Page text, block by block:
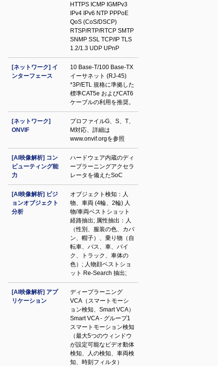
HTTPS ICMP IGMPv3
IPv4 IPv6 NTP PPPoE
QoS (CoS/DSCP)
RTSP/RTP/RTCP SMTP
SNMP SSL TCP/IP TLS
1.2/1.3 UDP UPnP
[ネットワーク] イ
ンターフェース
10 Base-T/100 Base-TX
イーサネット (RJ-45)
*3P/ETL 規格に準拠した
標準CAT5e およびCAT6
ケーブルの利用を推奨。
[ネットワーク]
ONVIF
プロファイルG、S、T、
M対応、詳細は
www.onvif.orgを参照
[AI映像解析] コン
ピューティング能
力
ハードウェア内蔵のディ
ープラーニングアクセラ
レータを備えたSoC
[AI映像解析] ビジ
ョンオブジェクト
分析
オブジェクト検知：人
物、車両 (4輪、2輪) 人
物/車両ベストショット
経路抽出; 属性抽出：人
（性別、服装の色、カバ
ン、帽子）、乗り物（自
転車、バス、車、バイ
ク、トラック、車体の
色）; 人物顔ベストショ
ット Re-Search 抽出;
[AI映像解析] アプ
リケーション
ディープラーニング
VCA（スマートモーシ
ョン検知、Smart VCA）
Smart VCA - グループ1
スマートモーション検知
（最大5つのウィンドウ
が設定可能なビデオ動体
検知、人の検知、車両検
知、時刻フィルタ）